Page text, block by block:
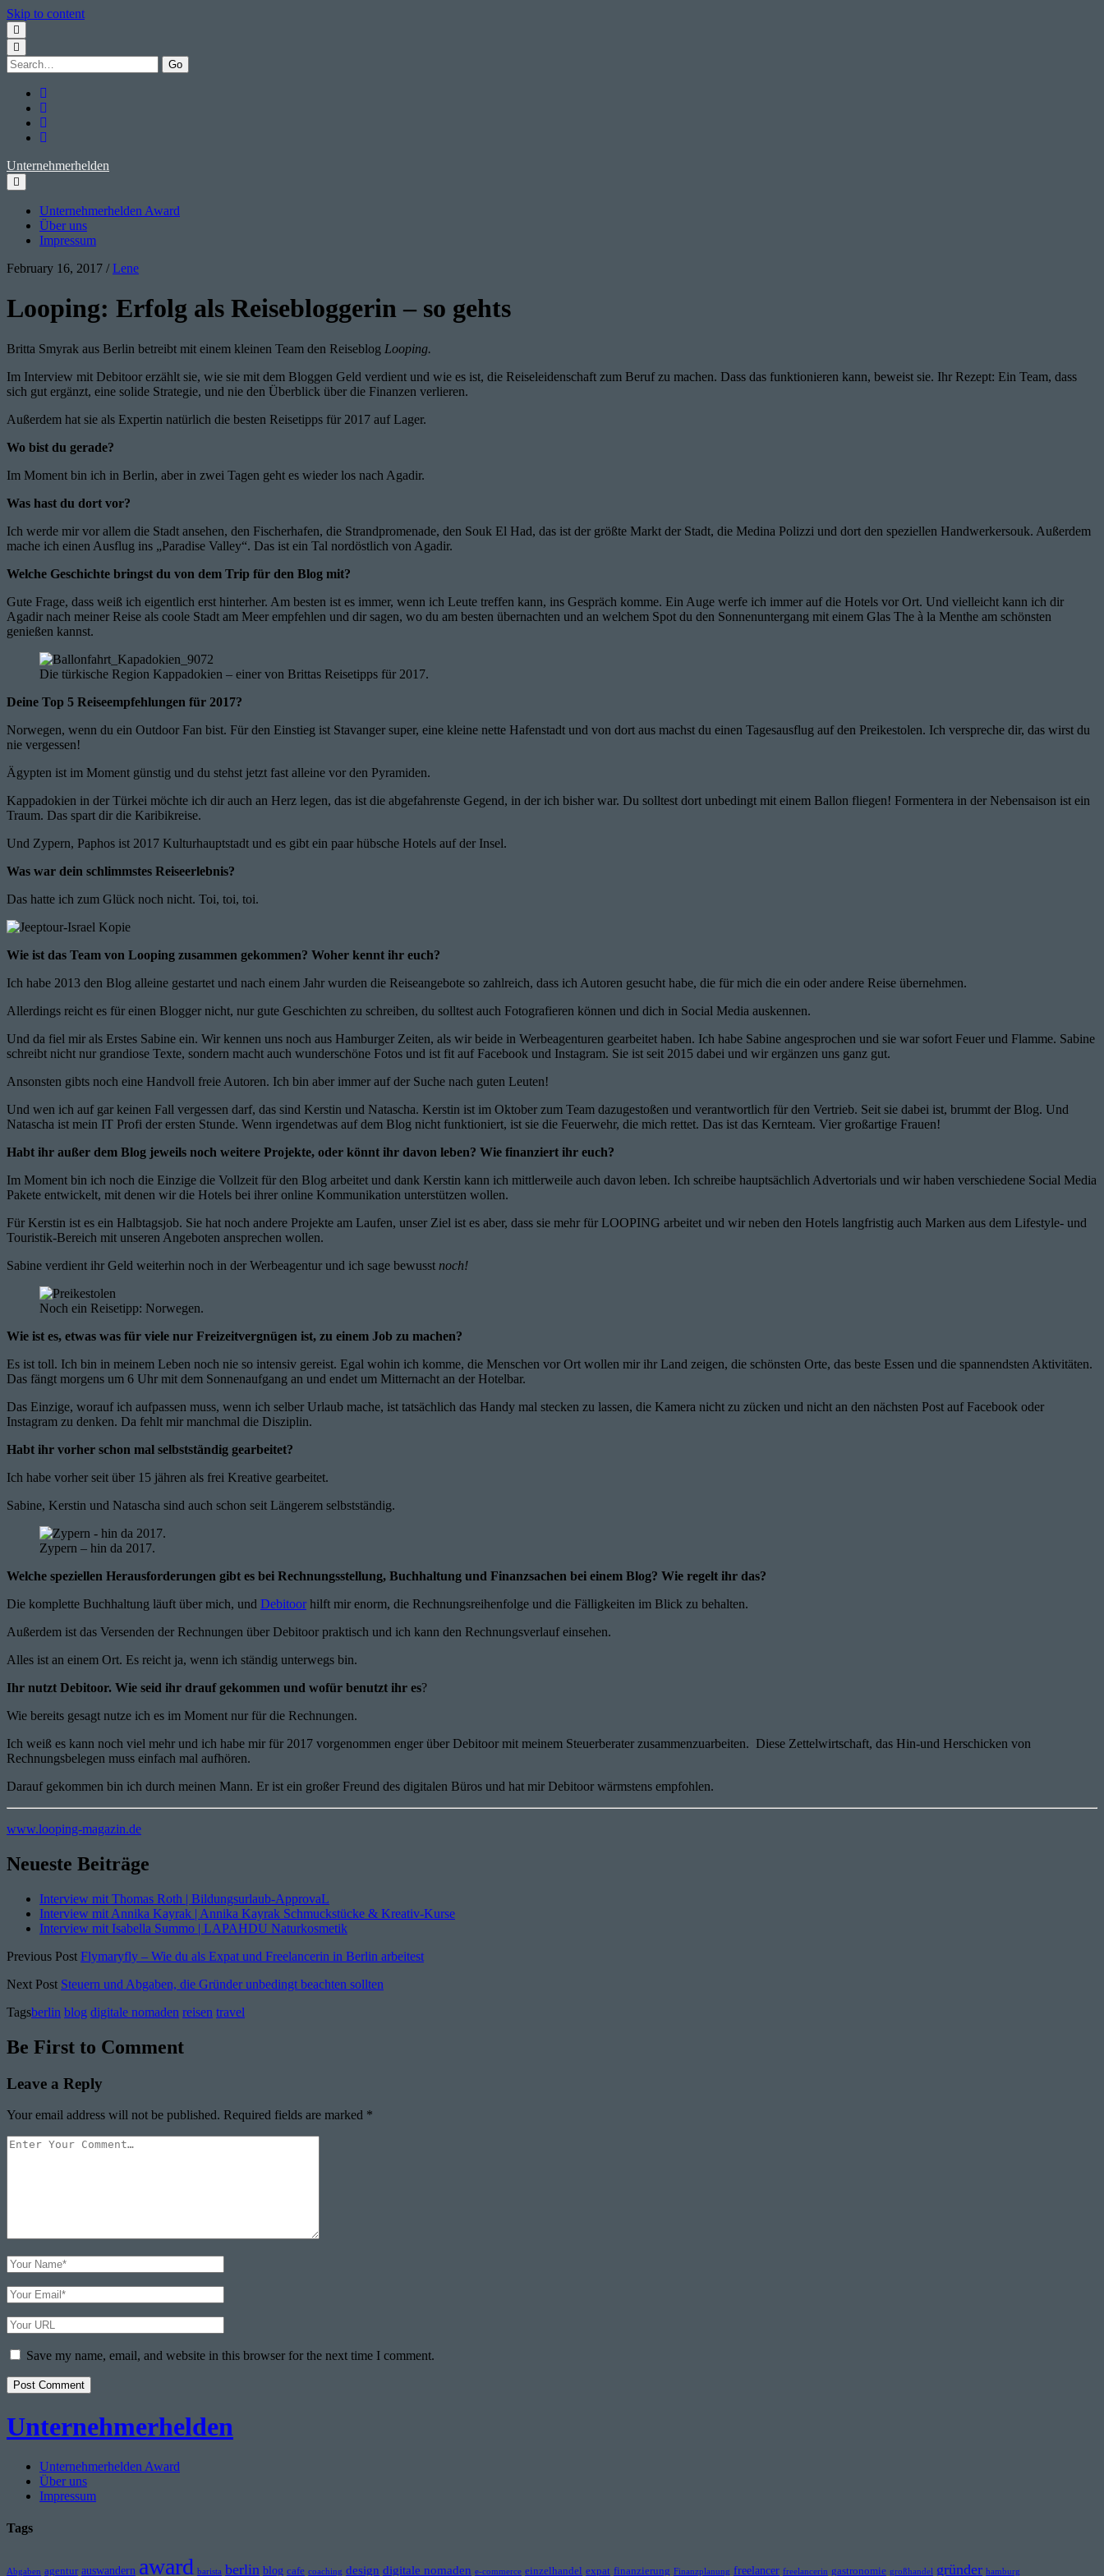
Skip to content
Search
for:
Unternehmerhelden
Unternehmerhelden Award
Über uns
Impressum
February 16, 2017 /Lene
Looping: Erfolg als Reisebloggerin – so gehts
Britta Smyrak aus Berlin betreibt mit einem kleinen Team den Reiseblog Looping.
Im Interview mit Debitoor erzählt sie, wie sie mit dem Bloggen Geld verdient und wie es ist, die Reiseleidenschaft zum Beruf zu machen. Dass das funktionieren kann, beweist sie. Ihr Rezept: Ein Team, dass
sich gut ergänzt, eine solide Strategie, und nie den Überblick über die Finanzen verlieren.
Außerdem hat sie als Expertin natürlich die besten Reisetipps für 2017 auf Lager.
Wo bist du gerade?
Im Moment bin ich in Berlin, aber in zwei Tagen geht es wieder los nach Agadir.
Was hast du dort vor?
Ich werde mir vor allem die Stadt ansehen, den Fischerhafen, die Strandpromenade, den Souk El Had, das ist der größte Markt der Stadt, die Medina Polizzi und dort den speziellen Handwerkersouk. Außerdem
mache ich einen Ausflug ins „Paradise Valley“. Das ist ein Tal nordöstlich von Agadir.
Welche Geschichte bringst du von dem Trip für den Blog mit?
Gute Frage, dass weiß ich eigentlich erst hinterher. Am besten ist es immer, wenn ich Leute treffen kann, ins Gespräch komme. Ein Auge werfe ich immer auf die Hotels vor Ort. Und vielleicht kann ich dir
Agadir nach meiner Reise als coole Stadt am Meer empfehlen und dir sagen, wo du am besten übernachten und an welchem Spot du den Sonnenuntergang mit einem Glas The à la Menthe am schönsten
genießen kannst.
Die türkische Region Kappadokien – einer von Brittas Reisetipps für 2017.
Deine Top 5 Reiseempfehlungen für 2017?
Norwegen, wenn du ein Outdoor Fan bist. Für den Einstieg ist Stavanger super, eine kleine nette Hafenstadt und von dort aus machst du einen Tagesausflug auf den Preikestolen. Ich verspreche dir, das wirst du
nie vergessen!
Ägypten ist im Moment günstig und du stehst jetzt fast alleine vor den Pyramiden.
Kappadokien in der Türkei möchte ich dir auch an Herz legen, das ist die abgefahrenste Gegend, in der ich bisher war. Du solltest dort unbedingt mit einem Ballon fliegen! Formentera in der Nebensaison ist ein
Traum. Das spart dir die Karibikreise.
Und Zypern, Paphos ist 2017 Kulturhauptstadt und es gibt ein paar hübsche Hotels auf der Insel.
Was war dein schlimmstes Reiseerlebnis?
Das hatte ich zum Glück noch nicht. Toi, toi, toi.
Wie ist das Team von Looping zusammen gekommen? Woher kennt ihr euch?
Ich habe 2013 den Blog alleine gestartet und nach einem Jahr wurden die Reiseangebote so zahlreich, dass ich Autoren gesucht habe, die für mich die ein oder andere Reise übernehmen.
Allerdings reicht es für einen Blogger nicht, nur gute Geschichten zu schreiben, du solltest auch Fotografieren können und dich in Social Media auskennen.
Und da fiel mir als Erstes Sabine ein. Wir kennen uns noch aus Hamburger Zeiten, als wir beide in Werbeagenturen gearbeitet haben. Ich habe Sabine angesprochen und sie war sofort Feuer und Flamme. Sabine
schreibt nicht nur grandiose Texte, sondern macht auch wunderschöne Fotos und ist fit auf Facebook und Instagram. Sie ist seit 2015 dabei und wir ergänzen uns ganz gut.
Ansonsten gibts noch eine Handvoll freie Autoren. Ich bin aber immer auf der Suche nach guten Leuten!
Und wen ich auf gar keinen Fall vergessen darf, das sind Kerstin und Natascha. Kerstin ist im Oktober zum Team dazugestoßen und verantwortlich für den Vertrieb. Seit sie dabei ist, brummt der Blog. Und
Natascha ist mein IT Profi der ersten Stunde. Wenn irgendetwas auf dem Blog nicht funktioniert, ist sie die Feuerwehr, die mich rettet. Das ist das Kernteam. Vier großartige Frauen!
Habt ihr außer dem Blog jeweils noch weitere Projekte, oder könnt ihr davon leben? Wie finanziert ihr euch?
Im Moment bin ich noch die Einzige die Vollzeit für den Blog arbeitet und dank Kerstin kann ich mittlerweile auch davon leben. Ich schreibe hauptsächlich Advertorials und wir haben verschiedene Social Media
Pakete entwickelt, mit denen wir die Hotels bei ihrer online Kommunikation unterstützen wollen.
Für Kerstin ist es ein Halbtagsjob. Sie hat noch andere Projekte am Laufen, unser Ziel ist es aber, dass sie mehr für LOOPING arbeitet und wir neben den Hotels langfristig auch Marken aus dem Lifestyle- und
Touristik-Bereich mit unseren Angeboten ansprechen wollen.
Sabine verdient ihr Geld weiterhin noch in der Werbeagentur und ich sage bewusst noch!
Noch ein Reisetipp: Norwegen.
Wie ist es, etwas was für viele nur Freizeitvergnügen ist, zu einem Job zu machen?
Es ist toll. Ich bin in meinem Leben noch nie so intensiv gereist. Egal wohin ich komme, die Menschen vor Ort wollen mir ihr Land zeigen, die schönsten Orte, das beste Essen und die spannendsten Aktivitäten.
Das fängt morgens um 6 Uhr mit dem Sonnenaufgang an und endet um Mitternacht an der Hotelbar.
Das Einzige, worauf ich aufpassen muss, wenn ich selber Urlaub mache, ist tatsächlich das Handy mal stecken zu lassen, die Kamera nicht zu zücken und nicht an den nächsten Post auf Facebook oder
Instagram zu denken. Da fehlt mir manchmal die Disziplin.
Habt ihr vorher schon mal selbstständig gearbeitet?
Ich habe vorher seit über 15 jähren als frei Kreative gearbeitet.
Sabine, Kerstin und Natascha sind auch schon seit Längerem selbstständig.
Zypern – hin da 2017.
Welche speziellen Herausforderungen gibt es bei Rechnungsstellung, Buchhaltung und Finanzsachen bei einem Blog? Wie regelt ihr das?
Die komplette Buchhaltung läuft über mich, und Debitoorhilft mir enorm, die Rechnungsreihenfolge und die Fälligkeiten im Blick zu behalten.
Außerdem ist das Versenden der Rechnungen über Debitoor praktisch und ich kann den Rechnungsverlauf einsehen.
Alles ist an einem Ort. Es reicht ja, wenn ich ständig unterwegs bin.
Ihr nutzt Debitoor. Wie seid ihr drauf gekommen und wofür benutzt ihr es?
Wie bereits gesagt nutze ich es im Moment nur für die Rechnungen.
Ich weiß es kann noch viel mehr und ich habe mir für 2017 vorgenommen enger über Debitoor mit meinem Steuerberater zusammenzuarbeiten. Diese Zettelwirtschaft, das Hin-und Herschicken von
Rechnungsbelegen muss einfach mal aufhören.
Darauf gekommen bin ich durch meinen Mann. Er ist ein großer Freund des digitalen Büros und hat mir Debitoor wärmstens empfohlen.
www.looping-magazin.de
Neueste Beiträge
Interview mit Thomas Roth | Bildungsurlaub-ApprovaL
Interview mit Annika Kayrak | Annika Kayrak Schmuckstücke & Kreativ-Kurse
Interview mit Isabella Summo | LAPAHDU Naturkosmetik
Previous Post Flymaryfly – Wie du als Expat und Freelancerin in Berlin arbeitest
Next Post Steuern und Abgaben, die Gründer unbedingt beachten sollten
Tagsberlin blog digitale nomaden reisen travel
Be First to Comment
Leave a Reply
Your email address will not be published. Required fields are marked *
Your
Your
Name
Your
Email
Your
Website
URLSave my name, email, and website in this browser for the next time I comment.
Unternehmerhelden
Unternehmerhelden Award
Über uns
Impressum
Tags
Abgaben agentur auswandern award barista berlin blog cafe coaching design digitale nomaden e-commerce einzelhandel expat finanzierung Finanzplanung freelancer freelancerin gastronomie großhandel gründer hamburg